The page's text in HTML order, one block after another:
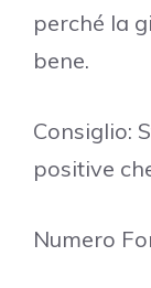
perché la
bene.
Consiglio:
positive
Numero